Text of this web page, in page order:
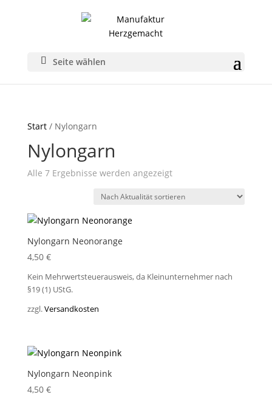
Seite wählen
Start/ Nylongarn
Nylongarn
Alle 7 Ergebnisse werden angezeigtNach
sortiert
Nylongarn Neonorange
4,50 €
Kein Mehrwertsteuerausweis, da Kleinunternehmer nach
§19 (1) UStG.
zzgl.Versandkosten
Nylongarn Neonpink
4,50 €